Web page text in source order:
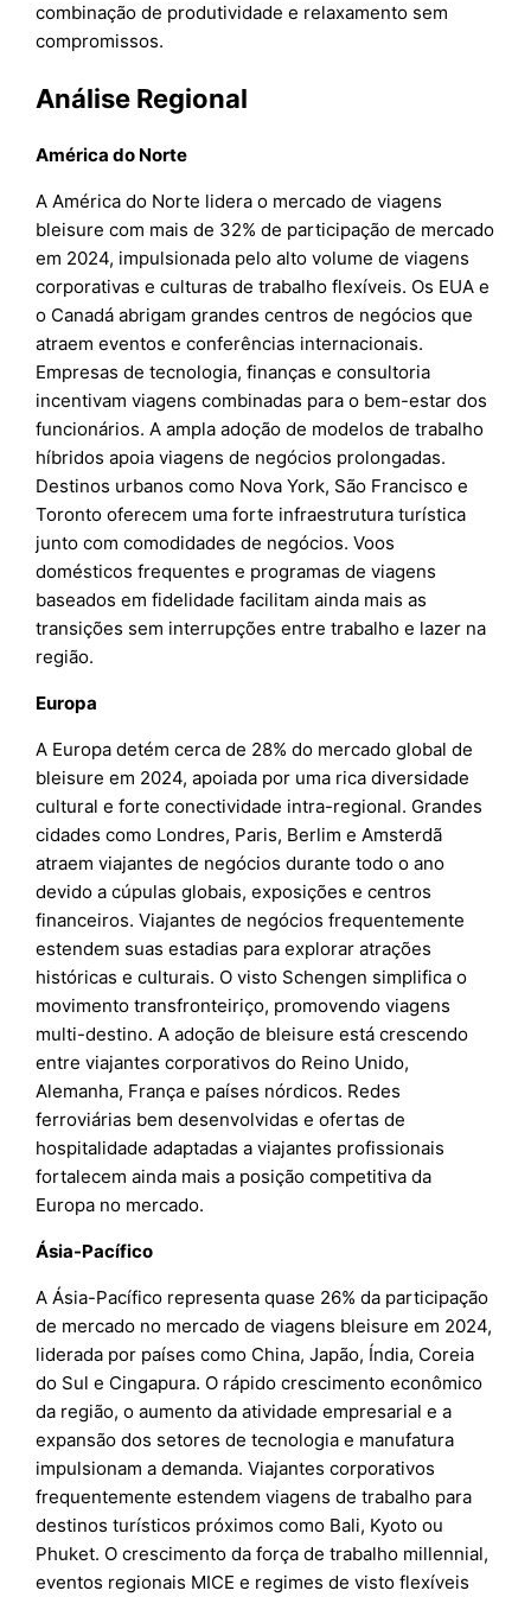
combinação de produtividade e relaxamento sem
compromissos.
Análise Regional
América do Norte
A América do Norte lidera o mercado de viagens
bleisure com mais de 32% de participação de mercado
em 2024, impulsionada pelo alto volume de viagens
corporativas e culturas de trabalho flexíveis. Os EUA e
o Canadá abrigam grandes centros de negócios que
atraem eventos e conferências internacionais.
Empresas de tecnologia, finanças e consultoria
incentivam viagens combinadas para o bem-estar dos
funcionários. A ampla adoção de modelos de trabalho
híbridos apoia viagens de negócios prolongadas.
Destinos urbanos como Nova York, São Francisco e
Toronto oferecem uma forte infraestrutura turística
junto com comodidades de negócios. Voos
domésticos frequentes e programas de viagens
baseados em fidelidade facilitam ainda mais as
transições sem interrupções entre trabalho e lazer na
região.
Europa
A Europa detém cerca de 28% do mercado global de
bleisure em 2024, apoiada por uma rica diversidade
cultural e forte conectividade intra-regional. Grandes
cidades como Londres, Paris, Berlim e Amsterdã
atraem viajantes de negócios durante todo o ano
devido a cúpulas globais, exposições e centros
financeiros. Viajantes de negócios frequentemente
estendem suas estadias para explorar atrações
históricas e culturais. O visto Schengen simplifica o
movimento transfronteiriço, promovendo viagens
multi-destino. A adoção de bleisure está crescendo
entre viajantes corporativos do Reino Unido,
Alemanha, França e países nórdicos. Redes
ferroviárias bem desenvolvidas e ofertas de
hospitalidade adaptadas a viajantes profissionais
fortalecem ainda mais a posição competitiva da
Europa no mercado.
Ásia-Pacífico
A Ásia-Pacífico representa quase 26% da participação
de mercado no mercado de viagens bleisure em 2024,
liderada por países como China, Japão, Índia, Coreia
do Sul e Cingapura. O rápido crescimento econômico
da região, o aumento da atividade empresarial e a
expansão dos setores de tecnologia e manufatura
impulsionam a demanda. Viajantes corporativos
frequentemente estendem viagens de trabalho para
destinos turísticos próximos como Bali, Kyoto ou
Phuket. O crescimento da força de trabalho millennial,
eventos regionais MICE e regimes de visto flexíveis